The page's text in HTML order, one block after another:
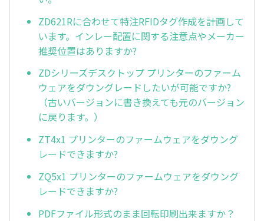
ZD621Rに合わせて特注RFIDタグ作成を計画して
います。インレー配置に関する注意点やメーカー
推奨位置はありますか?
ZDシリーズデスクトップ プリンターのファーム
ウェアをダウングレードしたいが可能ですか?
（古いバージョンに書き換えても元のバージョン
に戻ります。）
ZT4x1 プリンターのファームウェアをダウング
レードできますか?
ZQ5x1 プリンターのファームウェアをダウング
レードできますか?
PDFファイル形式のまま回転印刷出来ますか？